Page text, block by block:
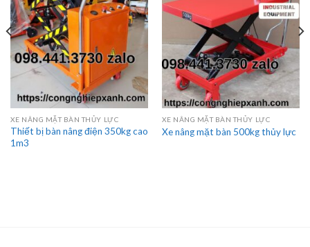
XE NÂNG MẶT BÀN THỦY LỰC
Thiết bị bàn nâng điện 350kg cao
1m3
XE NÂNG MẶT BÀN THỦY LỰC
Xe nâng mặt bàn 500kg thủy lực